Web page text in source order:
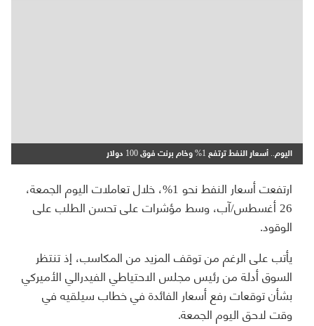
اليوم.. أسعار النفط ترتفع 1% وخام برنت فوق 100 دولار
ارتفعت أسعار النفط نحو 1%، خلال تعاملات اليوم الجمعة،
26 أغسطس/آب، وسط مؤشرات على تحسن الطلب على
الوقود.
يأتب على الرغم من توقف المزيد من المكاسب، إذ تنتظر
السوق أدلة من رئيس مجلس الاحتياطي الفيدرالي الأميركي
بشأن توقعات رفع أسعار الفائدة في خطاب سيلقيه في
وقت لاحق اليوم الجمعة.